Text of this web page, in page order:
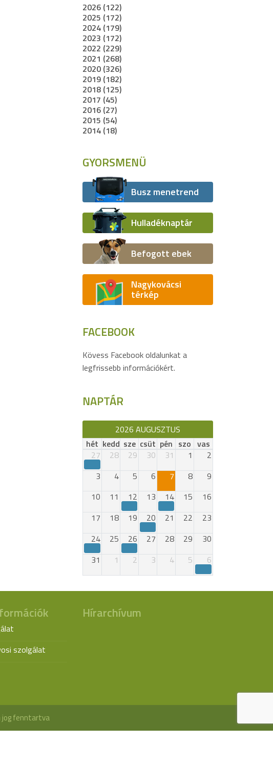
2026 (122)
2025 (172)
2024 (179)
2023 (172)
2022 (229)
2021 (268)
2020 (326)
2019 (182)
2018 (125)
2017 (45)
2016 (27)
2015 (54)
2014 (18)
GYORSMENÜ
Busz menetrend
Hulladéknaptár
Befogott ebek
Nagykovácsi
térkép
FACEBOOK
Kövess Facebook oldalunkat a
legfrissebb információkért.
NAPTÁR
2026 AUGUSZTUS
hét kedd sze csüt pén szo vas
27
28 29 30 31 1
2
3
4 5 6 7 8
9
10
11 12 13 14 15
16
17
18 19 20 21 22
23
24
25 26 27 28 29
30
31
1 2 3 4 5 6
szolgálat
Hírarchívum
jog fenntartva